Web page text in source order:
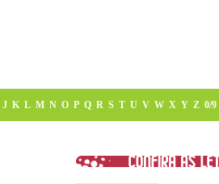
J K L M N O P Q R S T U V W X Y Z 0/9